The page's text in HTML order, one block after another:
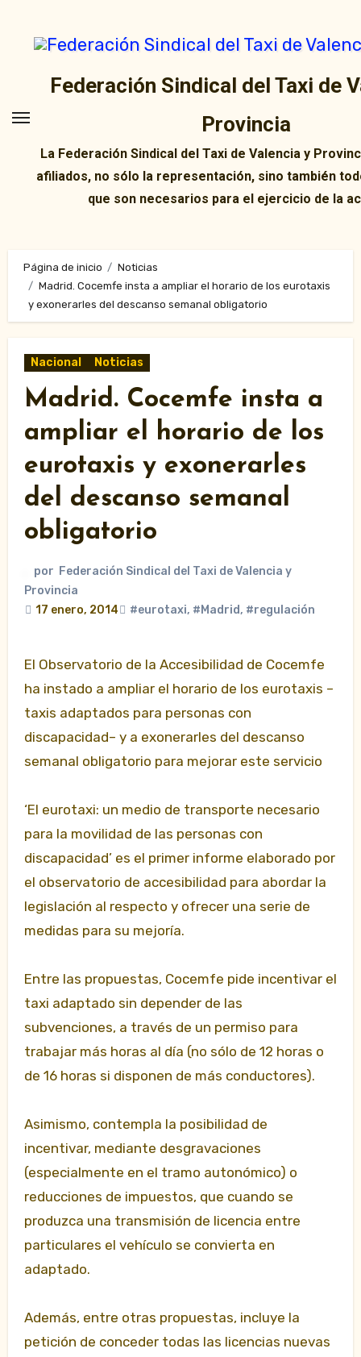
contenido
Federación Sindical del Taxi de
Provincia
La Federación Sindical del Taxi de Valencia y
afiliados, no sólo la representación, sino también
que son necesarios para el ejercicio de la
Página de inicio
Noticias
Madrid. Cocemfe insta a ampliar el horario de los eurotaxis
y exonerarles del descanso semanal obligatorio
Nacional Noticias
Madrid. Cocemfe insta a
ampliar el horario de los
eurotaxis y exonerarles
del descanso semanal
obligatorio
por Federación Sindical del Taxi de Valencia y
Provincia
17 enero, 2014
#eurotaxi, #Madrid, #regulación
El Observatorio de la Accesibilidad de Cocemfe
ha instado a ampliar el horario de los eurotaxis –
taxis adaptados para personas con
discapacidad– y a exonerarles del descanso
semanal obligatorio para mejorar este servicio
‘El eurotaxi: un medio de transporte necesario
para la movilidad de las personas con
discapacidad’ es el primer informe elaborado por
el observatorio de accesibilidad para abordar la
legislación al respecto y ofrecer una serie de
medidas para su mejoría.
Entre las propuestas, Cocemfe pide incentivar el
taxi adaptado sin depender de las
subvenciones, a través de un permiso para
trabajar más horas al día (no sólo de 12 horas o
de 16 horas si disponen de más conductores).
Asimismo, contempla la posibilidad de
incentivar, mediante desgravaciones
(especialmente en el tramo autonómico) o
reducciones de impuestos, que cuando se
produzca una transmisión de licencia entre
particulares el vehículo se convierta en
adaptado.
Además, entre otras propuestas, incluye la
petición de conceder todas las licencias nuevas